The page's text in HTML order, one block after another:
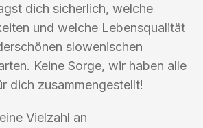
dich sicherlich, welche
und welche Lebensqualität
slowenischen
Keine Sorge, wir haben alle
dich zusammengestellt!
Vielzahl an